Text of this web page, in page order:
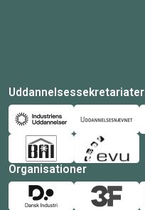
Uddannelsessekretariater
Organisationer